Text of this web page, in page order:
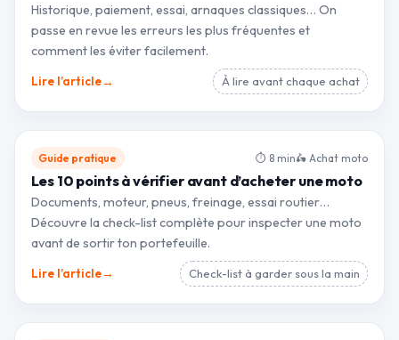
Historique, paiement, essai, arnaques classiques… On
passe en revue les erreurs les plus fréquentes et
comment les éviter facilement.
Lire l’article→ À lire avant chaque achat
Guide pratique ⏱ 8 min🛵 Achat moto
Les 10 points à vérifier avant d’acheter une moto
Documents, moteur, pneus, freinage, essai routier…
Découvre la check-list complète pour inspecter une moto
avant de sortir ton portefeuille.
Lire l’article→ Check-list à garder sous la main